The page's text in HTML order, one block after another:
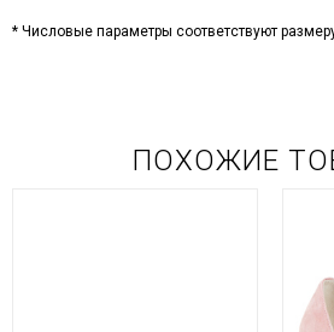
* Числовые параметры соответствуют
ПОХОЖИЕ